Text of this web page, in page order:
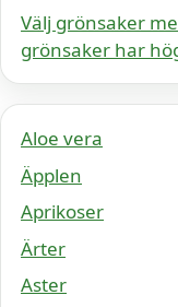
Välj grönsaker
grönsaker har
Aloe vera
Äpplen
Aprikoser
Ärter
Aster